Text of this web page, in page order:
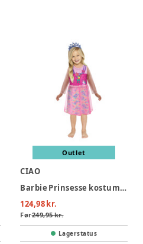
Outlet
CIAO
Barbie Prinsesse kostume 3-4 år
124,98 kr.
Før249,95 kr.
Lagerstatus